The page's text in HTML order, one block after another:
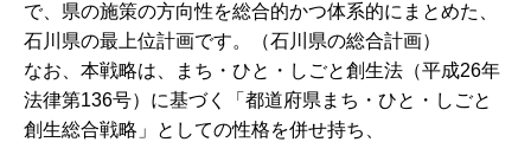
で、県の施策の方向性を総合的かつ体系的にまとめた、
石川県の最上位計画です。（石川県の総合計画）
なお、本戦略は、まち・ひと・しごと創生法（平成26年
法律第136号）に基づく「都道府県まち・ひと・しごと
創生総合戦略」としての性格を併せ持ち、